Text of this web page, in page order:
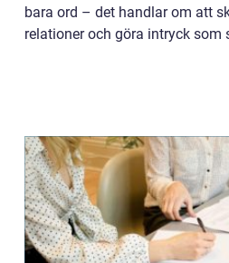
bara ord – det handlar om att
relationer och göra intryck som